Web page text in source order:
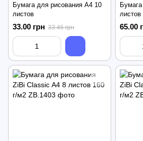
Бумага для рисования А4 10
листов
33.00 грн 33.46 грн 65.00